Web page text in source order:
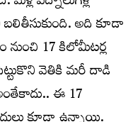
అది కూడా
నుంచి 17 కిలోమీటర్ల
వెతికి మరీ దాడి
ఈ 17